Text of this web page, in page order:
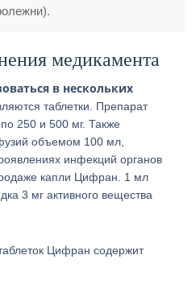
медикамента
в нескольких
таблетки. Препарат
250 и 500 мг. Также
объемом 100 мл,
инфекций органов
капли Цифран. 1 мл
3 мг активного вещества
Цифран содержит